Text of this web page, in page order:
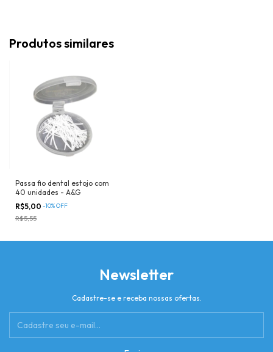
Produtos similares
Passa fio dental estojo com
40 unidades - A&G
R$5,00 -10%OFF
R$5,55
Newsletter
Cadastre-se e receba nossas ofertas.